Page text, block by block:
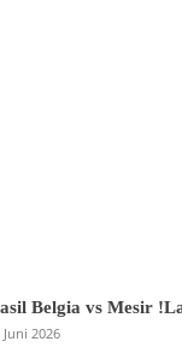
Belgia vs Mesir
Juni 2026